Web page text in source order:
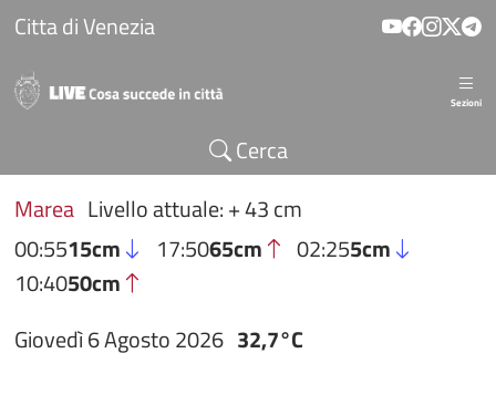
Salta al contenuto principale
Citta di Venezia
Sezioni
Cerca
Marea Livello attuale: + 43 cm
00:5515cm 17:5065cm 02:255cm
10:4050cm
Giovedì 6 Agosto 2026 32,7°C